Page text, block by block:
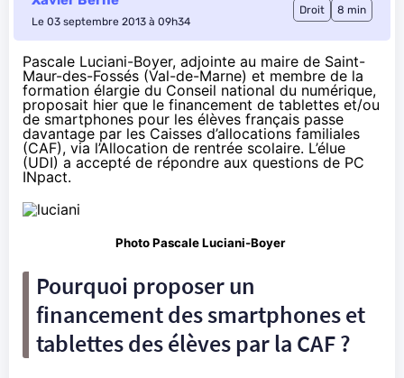
Le 03 septembre 2013 à 09h34
Droit 8 min
Pascale Luciani-Boyer, adjointe au maire de Saint-
Maur-des-Fossés (Val-de-Marne) et membre de la
formation élargie du Conseil national du numérique,
proposait hier que le financement de tablettes et/ou
de smartphones pour les élèves français passe
davantage par les Caisses d’allocations familiales
(CAF), via l’Allocation de rentrée scolaire. L’élue
(UDI) a accepté de répondre aux questions de PC
INpact.
Photo Pascale Luciani-Boyer
Pourquoi proposer un
financement des smartphones et
tablettes des élèves par la CAF ?